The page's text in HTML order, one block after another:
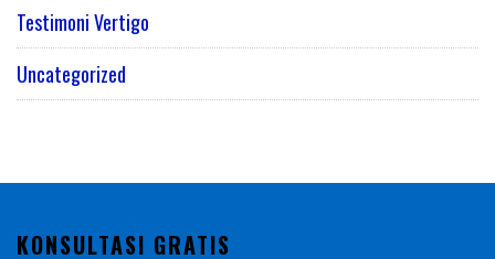
Testimoni Vertigo
Uncategorized
KONSULTASI GRATIS